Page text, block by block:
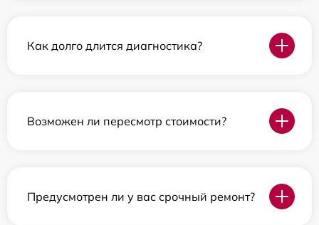
Как долго длится диагностика?
Возможен ли пересмотр стоимости?
Предусмотрен ли у вас срочный ремонт?